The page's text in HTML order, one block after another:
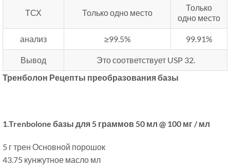
ТСХ Только одно место
Только
одно место
анализ ≥99.5% 99.91%
Вывод
Это соответствует USP 32.
Тренболон Рецепты преобразования базы
1.Trenbolone базы для 5 граммов 50 мл @ 100 мг / мл
5 г трен Основной порошок
43.75 кунжутное масло мл